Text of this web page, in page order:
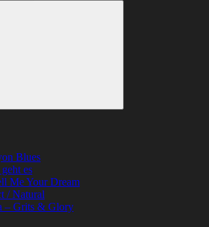
Suchen
Blues
es
Me Your Dream
/ Natural
– Grits & Glory